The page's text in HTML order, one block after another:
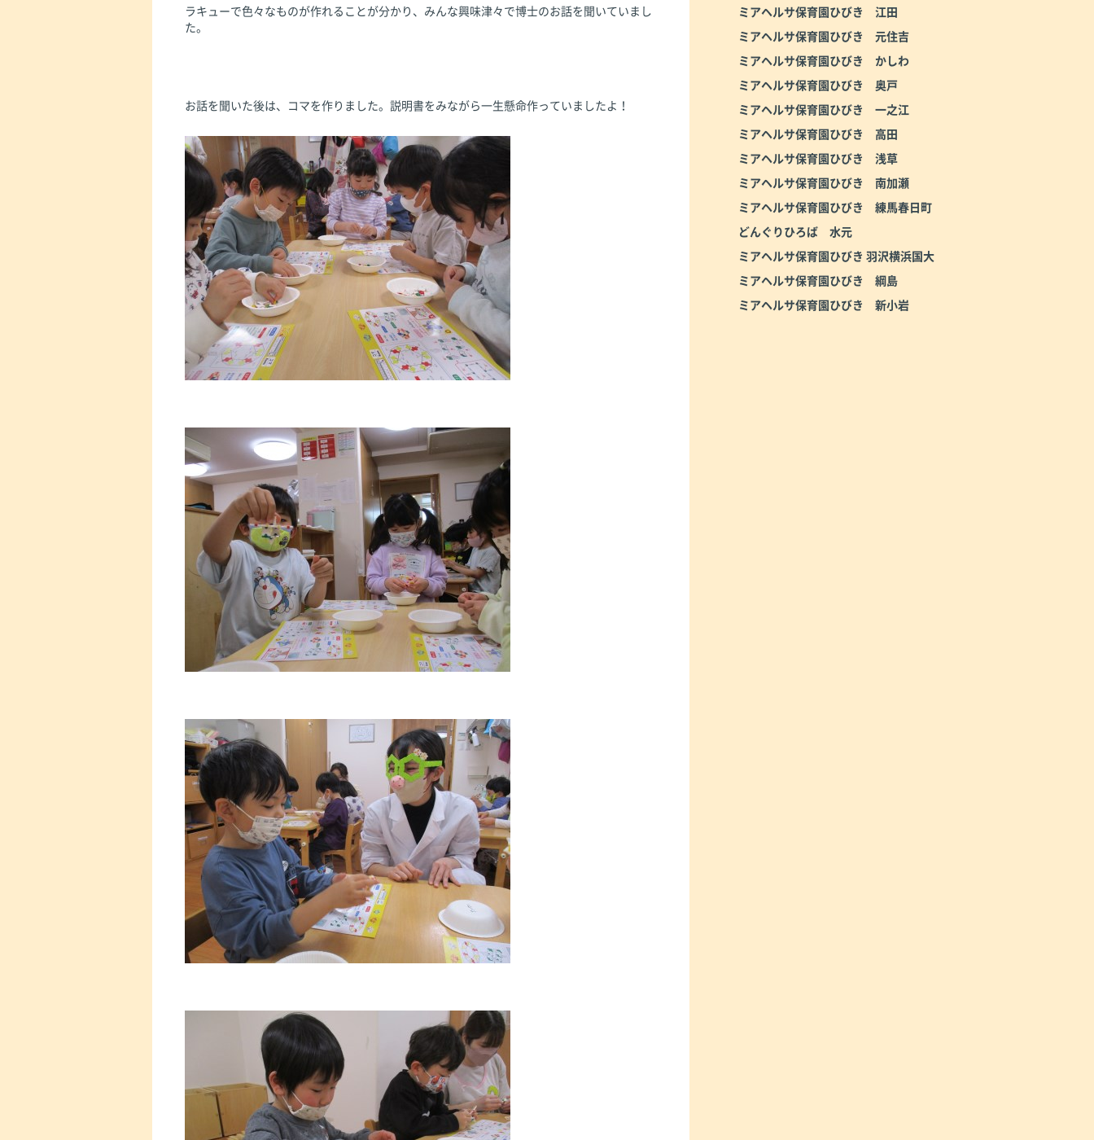
ラキューで色々なものが作れることが分かり、みんな興味津々で博士のお話を聞いていまし
た。
お話を聞いた後は、コマを作りました。説明書をみながら一生懸命作っていましたよ！
ミアヘルサ保育園ひびき 江田
ミアヘルサ保育園ひびき 元住吉
ミアヘルサ保育園ひびき かしわ
ミアヘルサ保育園ひびき 奥戸
ミアヘルサ保育園ひびき 一之江
ミアヘルサ保育園ひびき 高田
ミアヘルサ保育園ひびき 浅草
ミアヘルサ保育園ひびき 南加瀬
ミアヘルサ保育園ひびき 練馬春日町
どんぐりひろば 水元
ミアヘルサ保育園ひびき 羽沢横浜国大
ミアヘルサ保育園ひびき 綱島
ミアヘルサ保育園ひびき 新小岩